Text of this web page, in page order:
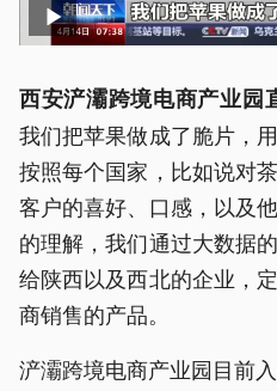
西安浐灞跨境电商产业园
我们把苹果做成了脆片，
按照每个国家，比如说对
客户的喜好、口感，以及
的理解，我们通过大数据
给陕西以及西北的企业，
商销售的产品。
浐灞跨境电商产业园目前